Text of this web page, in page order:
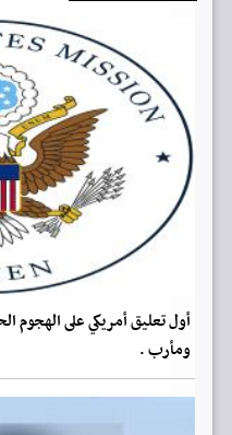
أول تعليق أمريكي على الهجوم
ومأرب .